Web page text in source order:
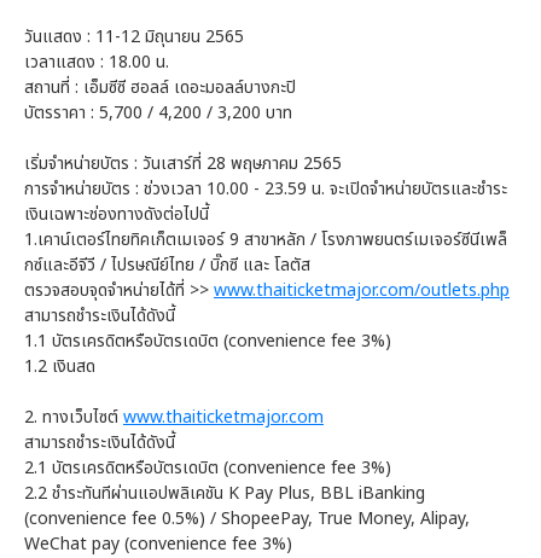
วันแสดง : 11-12 มิถุนายน 2565
เวลาแสดง : 18.00 น.
สถานที่ : เอ็มซีซี ฮอลล์ เดอะมอลล์บางกะปิ
บัตรราคา : 5,700 / 4,200 / 3,200 บาท
เริ่มจำหน่ายบัตร : วันเสาร์ที่ 28 พฤษภาคม 2565
การจำหน่ายบัตร : ช่วงเวลา 10.00 - 23.59 น. จะเปิดจำหน่ายบัตรและชำระ
เงินเฉพาะช่องทางดังต่อไปนี้
1.เคาน์เตอร์ไทยทิคเก็ตเมเจอร์ 9 สาขาหลัก / โรงภาพยนตร์เมเจอร์ซีนีเพล็
กซ์และอีจีวี / ไปรษณีย์ไทย / บิ๊กซี และ โลตัส
ตรวจสอบจุดจำหน่ายได้ที่ >>www.thaiticketmajor.com/outlets.php
สามารถชำระเงินได้ดังนี้
1.1 บัตรเครดิตหรือบัตรเดบิต (convenience fee 3%)
1.2 เงินสด
2. ทางเว็บไซต์www.thaiticketmajor.com
สามารถชำระเงินได้ดังนี้
2.1 บัตรเครดิตหรือบัตรเดบิต (convenience fee 3%)
2.2 ชำระทันทีผ่านแอปพลิเคชัน K Pay Plus, BBL iBanking
(convenience fee 0.5%) / ShopeePay, True Money, Alipay,
WeChat pay (convenience fee 3%)